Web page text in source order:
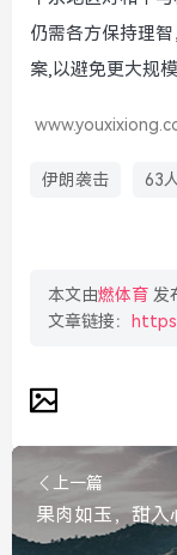
仍需各方保持理
案,以避免更大规
伊朗袭击 63
本文由燃体育 发
文章链接：
上一篇